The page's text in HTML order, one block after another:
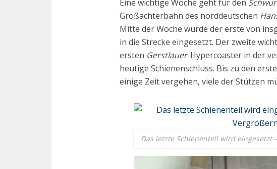
Eine wichtige Woche geht für den
Großachterbahn des norddeutschen
Mitte der Woche wurde der erste von
in die Strecke eingesetzt. Der zweite
ersten Gerstlauer-Hypercoaster in der
heutige Schienenschluss. Bis zu den
einige Zeit vergehen, viele der Stützen
Das letzte Schienenteil wird eingesetzt